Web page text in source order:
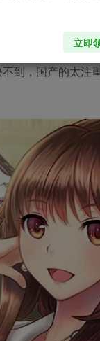
些东西，对身体
到，国产的太注
立即